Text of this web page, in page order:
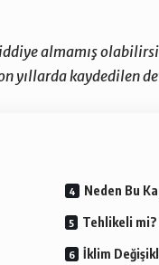
almamış
kaydedilen
Neden Bu
Tehlikeli mi?
İklim